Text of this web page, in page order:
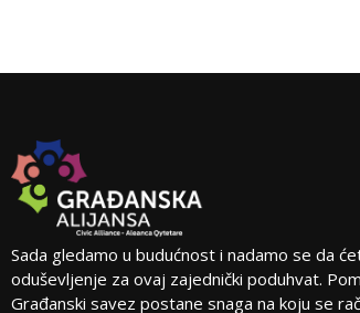
Sada gledamo u budućnost i nadamo se da
oduševljenje za ovaj zajednički poduhvat.
Građanski savez postane snaga na koju se